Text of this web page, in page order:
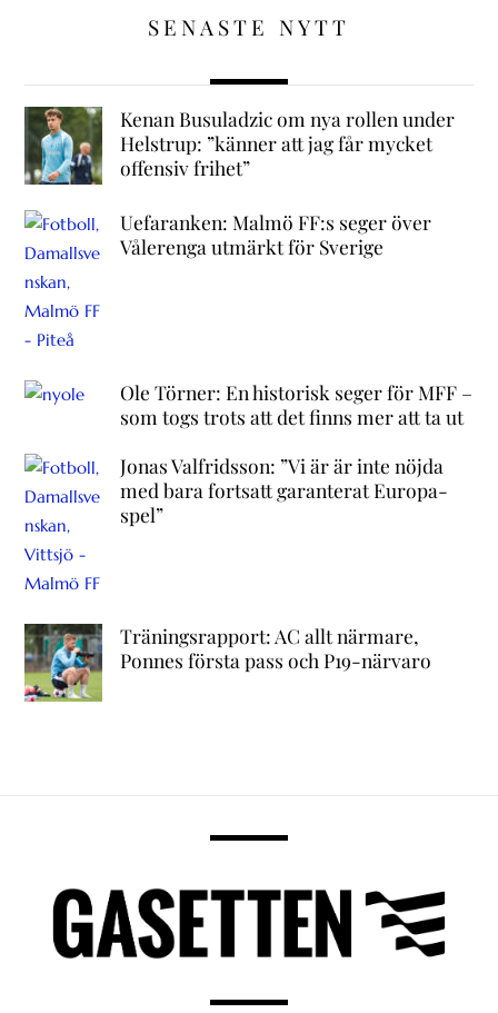
SENASTE NYTT
Kenan Busuladzic om nya rollen under
Helstrup: ”känner att jag får mycket
offensiv frihet”
Uefaranken: Malmö FF:s seger över
Vålerenga utmärkt för Sverige
Ole Törner: En historisk seger för MFF –
som togs trots att det finns mer att ta ut
Jonas Valfridsson: ”Vi är är inte nöjda
med bara fortsatt garanterat Europa-
spel”
Träningsrapport: AC allt närmare,
Ponnes första pass och P19-närvaro